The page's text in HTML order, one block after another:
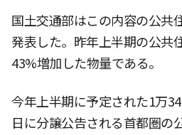
国土交通部はこの内容の公共
発表した。昨年上半期の公共
43%増加した物量である。
今年上半期に予定された1万
日に分譲公告される首都圏の